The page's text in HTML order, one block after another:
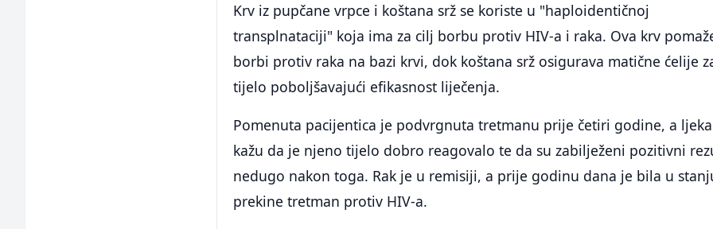
Krv iz pupčane vrpce i koštana srž se koriste u "haploidentičnoj
transplnataciji" koja ima za cilj borbu protiv HIV-a i raka. Ova krv
borbi protiv raka na bazi krvi, dok koštana srž osigurava matične ćelije
tijelo poboljšavajući efikasnost liječenja.
Pomenuta pacijentica je podvrgnuta tretmanu prije četiri godine, a
kažu da je njeno tijelo dobro reagovalo te da su zabilježeni pozitivni
nedugo nakon toga. Rak je u remisiji, a prije godinu dana je bila u
prekine tretman protiv HIV-a.